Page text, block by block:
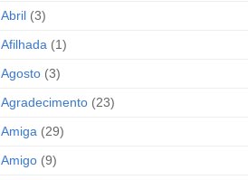
Abril (3)
Afilhada (1)
Agosto (3)
Agradecimento (23)
Amiga (29)
Amigo (9)